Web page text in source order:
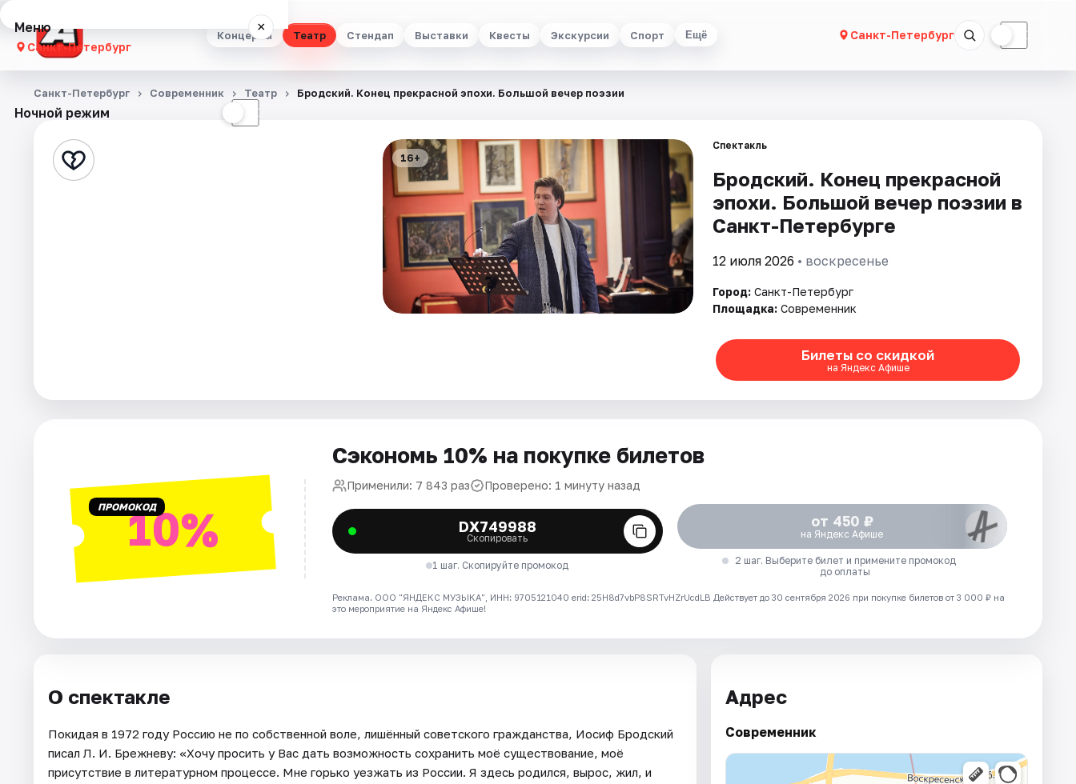
Концерты Театр Стендап Выставки Квесты Экскурсии Спорт Ещё Санкт-Петербург ☾
Меню ×
Санкт-Петербург
Концерты
Стендап
Города
Рейтинги
Ночной режим ☾
Санкт-Петербург Современник Театр Бродский. Конец прекрасной эпохи. Большой вечер поэзии
16+
Спектакль
Бродский. Конец прекрасной
эпохи. Большой вечер поэзии в
Санкт-Петербурге
12 июля 2026 • воскресенье
Город: Санкт-Петербург
Площадка: Современник
Билеты со скидкой
на Яндекс Афише
ПРОМОКОД10%
Сэкономь 10% на покупке билетов
Применили: 7 843 раз Проверено: 1 минуту назад
DX749988
Скопировать
1 шаг. Скопируйте промокод
от 450 ₽
на Яндекс Афише
2 шаг. Выберите билет и примените промокод
до оплаты
Реклама. ООО "ЯНДЕКС МУЗЫКА", ИНН: 9705121040 erid: 25H8d7vbP8SRTvHZrUcdLB Действует до 30 сентября 2026 при покупке билетов от 3 000 ₽ на
это мероприятие на Яндекс Афише!
О спектакле
Покидая в 1972 году Россию не по собственной воле, лишённый советского гражданства, Иосиф Бродский
писал Л. И. Брежневу: «Хочу просить у Вас дать возможность сохранить моё существование, моё
присутствие в литературном процессе. Мне горько уезжать из России. Я здесь родился, вырос, жил, и
Адрес
Современник